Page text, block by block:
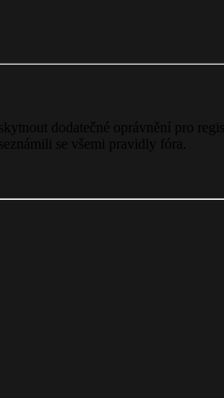
dodatečné oprávnění pro
se všemi pravidly fóra.